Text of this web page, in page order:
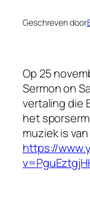
Geschreven door
Op 25
Sermon on
vertaling die
het
muziek is
https://